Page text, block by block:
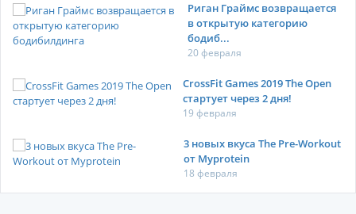
Риган Граймс возвращается
в открытую категорию
бодиб...
20 февраля
CrossFit Games 2019 The Open
стартует через 2 дня!
19 февраля
3 новых вкуса The Pre-Workout
от Myprotein
18 февраля